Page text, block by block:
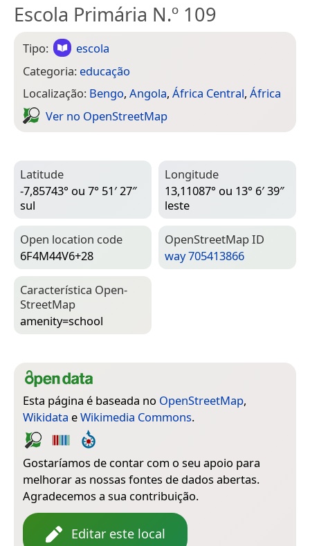
Escola Primária N.º 109
Tipo:
escola
Categoria: educação
Localização: Bengo, Angola, África Central, África
Ver no Open­Street­Map
Latitude
-7,85743° ou 7° 51′ 27″
sul
Longitude
13,11087° ou 13° 6′ 39″
leste
Open location code
6F4M44V6+28
Open­Street­Map ID
way 705413866
Característica Open­
Street­Map
amenity=­school
Esta página é baseada no OpenStreetMap,
Wikidata eWikimedia Commons.
Gostaríamos de contar com o seu apoio para
melhorar as nossas fontes de dados abertas.
Agradecemos a sua contribuição.
Editar este local